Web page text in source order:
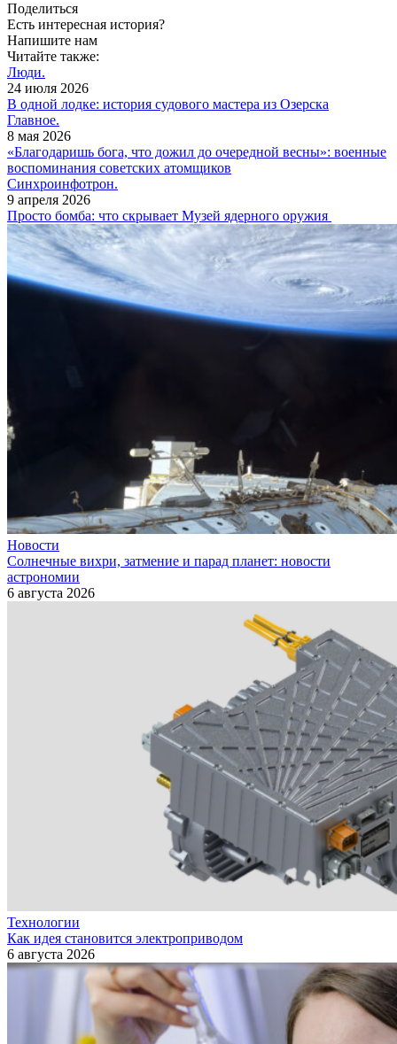
Поделиться
Есть интересная история?
Напишите нам
Читайте также:
Люди.
24 июля 2026
В одной лодке: история судового мастера из Озерска
Главное.
8 мая 2026
«Благодаришь бога, что дожил до очередной весны»: военные
воспоминания советских атомщиков
Синхроинфотрон.
9 апреля 2026
Просто бомба: что скрывает Музей ядерного оружия
Новости
Солнечные вихри, затмение и парад планет: новости
астрономии
6 августа 2026
Технологии
Как идея становится электроприводом
6 августа 2026